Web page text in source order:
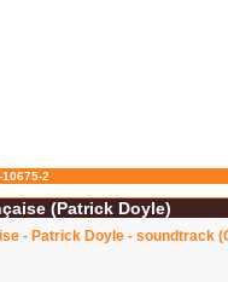
2
(Patrick Doyle)
- Patrick Doyle - soundtrack